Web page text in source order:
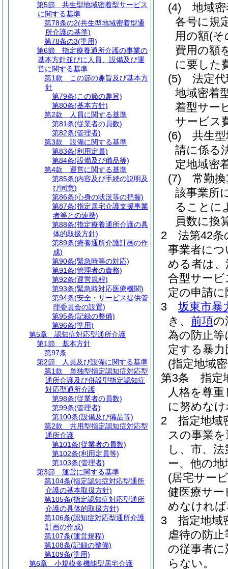
(4)
地域
各号に規
用の額(そ
費用の額
に要した
(5)
法定
地域密着
着型サー
サービス
(6)
共生
請に係る
定地域密
(7)
常勤
該事業所
ることに
員数に換
2
法第42条
事業者に
める者は
合型サービ
定の申請に
3
坂東市暴
き、 前項の
為の防止
定する暴
(指定地域
第3条
指定
人格を尊
に努めな
2
指定地域
スの事業
し、市、
ー、他の
(居宅サー
健医療サ
めなけれ
3
指定地域
虐待の防
の従事者
らない。
第5節
共生型地域密着型サービス
に関する基準
第78条の2(共生型地域密着型通
所介護の基準)
第78条の3(準用)
第6節
指定療養通所介護の事業の
基本方針並びに人員、設備及び運
営に関する基準
第1款
この節の趣旨及び基本方
針
第79条(この節の趣旨)
第80条(基本方針)
第2款
人員に関する基準
第81条(従業者の員数)
第82条(管理者)
第3款
設備に関する基準
第83条(利用定員)
第84条(設備及び備品等)
第4款
運営に関する基準
第85条(内容及び手続の説明及
び同意)
第86条(心身の状況等の把握)
第87条(指定居宅介護支援事業
者等との連携)
第88条(指定療養通所介護の具
体的取扱方針)
第89条(療養通所介護計画の作
成)
第90条(緊急時等の対応)
第91条(管理者の責務)
第92条(運営規程)
第93条(緊急時対応医療機関)
第94条(安全・サービス提供管
理委員会の設置)
第95条(記録の整備)
第96条(準用)
第5章
認知症対応型通所介護
第1節
基本方針
第97条
第2節
人員及び設備に関する基準
第1款
単独型指定認知症対応型
通所介護及び併設型指定認知症
対応型通所介護
第98条(従業者の員数)
第99条(管理者)
第100条(設備及び備品等)
第2款
共用型指定認知症対応型
通所介護
第101条(従業者の員数)
第102条(利用定員等)
第103条(管理者)
第3節
運営に関する基準
第104条(指定認知症対応型通所
介護の基本取扱方針)
第105条(指定認知症対応型通所
介護の具体的取扱方針)
第106条(認知症対応型通所介護
計画の作成)
第107条(運営規程)
第108条(記録の整備)
第109条(準用)
第6章
小規模多機能型居宅介護